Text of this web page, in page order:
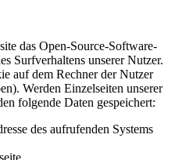
das Open-Source-Software-
Surfverhaltens unserer Nutzer.
auf dem Rechner der Nutzer
Werden Einzelseiten unserer
folgende Daten gespeichert:
des aufrufenden Systems